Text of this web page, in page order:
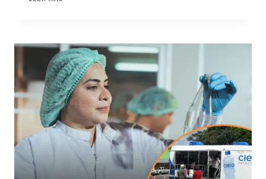
ACERCA
TU
MARCA
AL
CLIENTE